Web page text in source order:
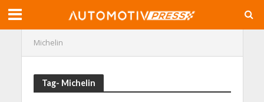
Michelin
Tag- Michelin